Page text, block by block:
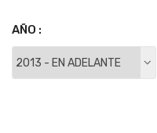
AÑO :